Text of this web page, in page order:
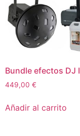
Bundle efectos DJ I
449,00 €
Añadir al carrito